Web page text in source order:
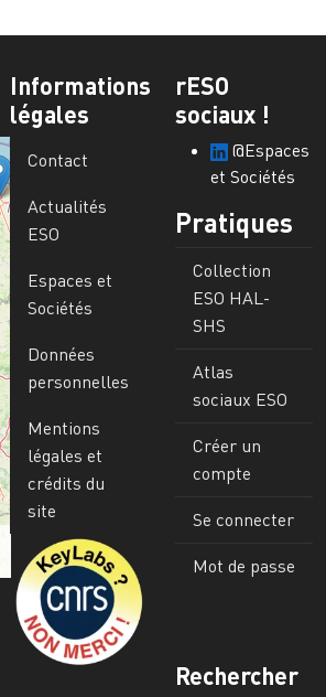
Informations
légales
Contact
Actualités
ESO
Espaces et
Sociétés
Données
personnelles
Mentions
légales et
crédits du
site
Image
rESO
sociaux !
@Espaces
et Sociétés
Pratiques
Collection
ESO HAL-
SHS
Atlas
sociaux ESO
Créer un
compte
Se connecter
Mot de passe
Rechercher